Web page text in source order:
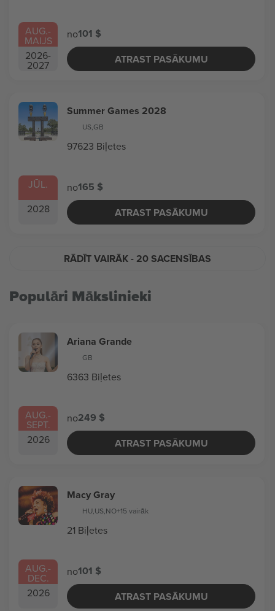
AUG.-
MAIJS
2026-
2027
no101 $
ATRAST PASĀKUMU
JŪL.
2028
Summer Games 2028
US,GB
97623 Biļetes
no165 $
ATRAST PASĀKUMU
RĀDĪT VAIRĀK- 20 SACENSĪBAS
Populāri Mākslinieki
AUG.-
SEPT.
2026
Ariana Grande
GB
6363 Biļetes
no249 $
ATRAST PASĀKUMU
AUG.-
DEC.
2026
Macy Gray
HU,US,NO+15 vairāk
21 Biļetes
no101 $
ATRAST PASĀKUMU